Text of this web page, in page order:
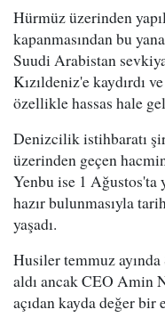
Hürmüz üzerinden
kapanmasından bu
Suudi Arabistan
Kızıldeniz'e kaydırdı
özellikle hassas hale
Denizcilik istihbaratı
üzerinden geçen
Yenbu ise 1
hazır bulunmasıyla
yaşadı.
Husiler temmuz
aldı ancak CEO Amin
açıdan kayda değer bir